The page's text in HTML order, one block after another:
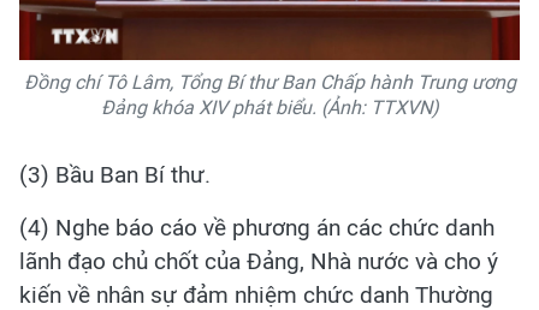
Đồng chí Tô Lâm, Tổng Bí thư Ban Chấp hành Trung ương
Đảng khóa XIV phát biểu. (Ảnh: TTXVN)
(3) Bầu Ban Bí thư.
(4) Nghe báo cáo về phương án các chức danh
lãnh đạo chủ chốt của Đảng, Nhà nước và cho ý
kiến về nhân sự đảm nhiệm chức danh Thường